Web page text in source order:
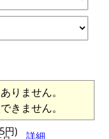
りません。
きません。
円) 詳細